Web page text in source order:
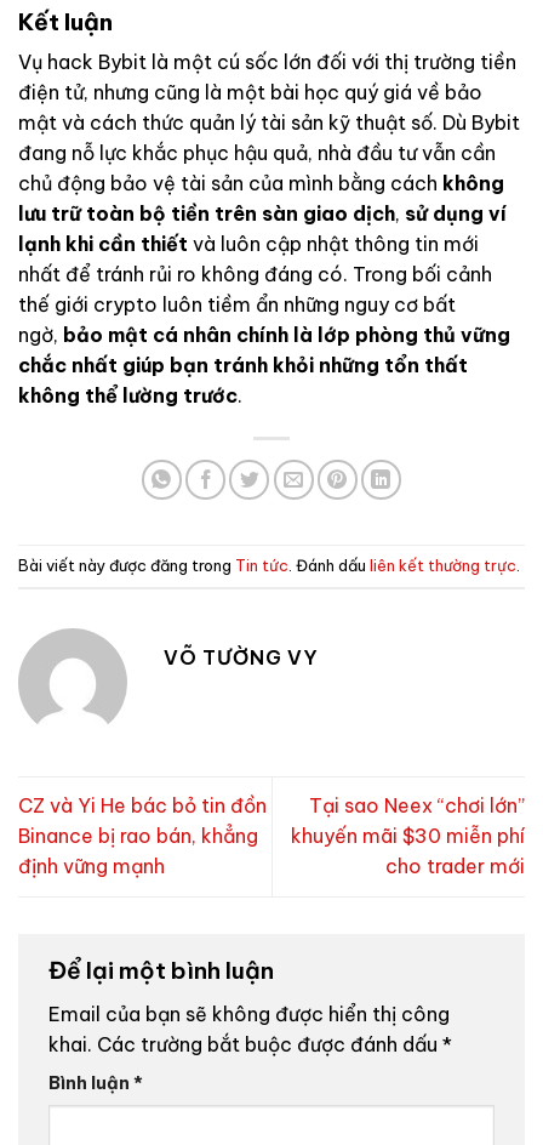
Kết luận
Vụ hack Bybit là một cú sốc lớn đối với thị trường tiền
điện tử, nhưng cũng là một bài học quý giá về bảo
mật và cách thức quản lý tài sản kỹ thuật số. Dù Bybit
đang nỗ lực khắc phục hậu quả, nhà đầu tư vẫn cần
chủ động bảo vệ tài sản của mình bằng cách không
lưu trữ toàn bộ tiền trên sàn giao dịch, sử dụng ví
lạnh khi cần thiết và luôn cập nhật thông tin mới
nhất để tránh rủi ro không đáng có. Trong bối cảnh
thế giới crypto luôn tiềm ẩn những nguy cơ bất
ngờ, bảo mật cá nhân chính là lớp phòng thủ vững
chắc nhất giúp bạn tránh khỏi những tổn thất
không thể lường trước.
Bài viết này được đăng trong Tin tức. Đánh dấu liên kết thường trực.
VÕ TƯỜNG VY
CZ và Yi He bác bỏ tin đồn
Binance bị rao bán, khẳng
định vững mạnh
Tại sao Neex “chơi lớn”
khuyến mãi $30 miễn phí
cho trader mới
Để lại một bình luận
Email của bạn sẽ không được hiển thị công
khai. Các trường bắt buộc được đánh dấu *
Bình luận *